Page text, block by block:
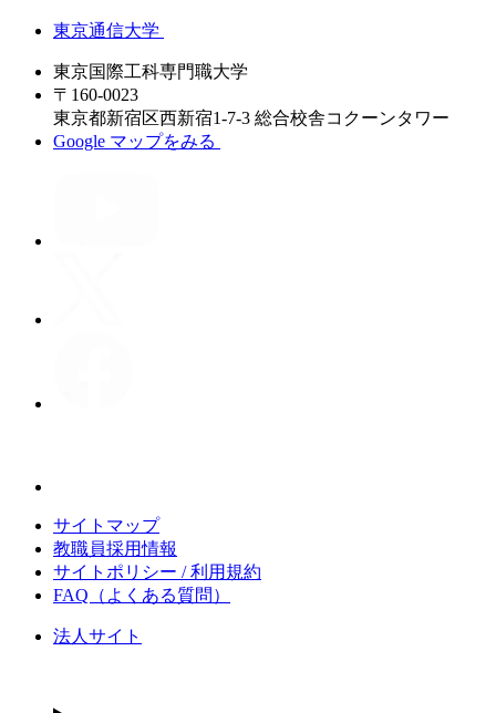
東京通信大学
東京国際工科専門職大学
〒160-0023
東京都新宿区西新宿1-7-3 総合校舎コクーンタワー
Google マップをみる
サイトマップ
教職員採用情報
サイトポリシー / 利用規約
FAQ（よくある質問）
法人サイト